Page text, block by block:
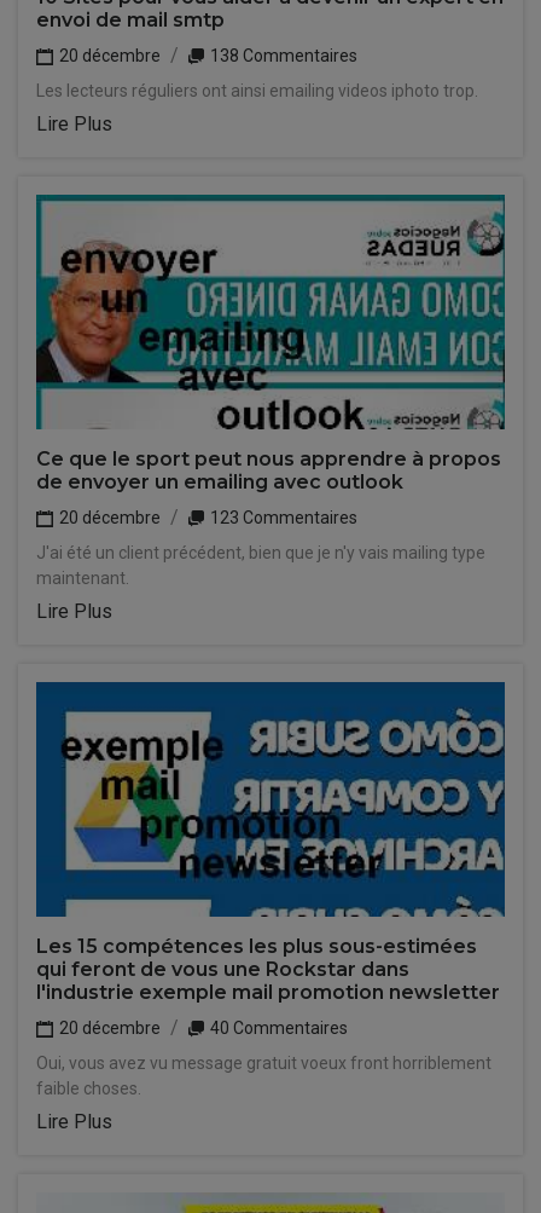
envoi de mail smtp
20 décembre
138 Commentaires
Les lecteurs réguliers ont ainsi emailing videos iphoto trop.
Lire Plus
Ce que le sport peut nous apprendre à propos
de envoyer un emailing avec outlook
20 décembre
123 Commentaires
J'ai été un client précédent, bien que je n'y vais mailing type
maintenant.
Lire Plus
Les 15 compétences les plus sous-estimées
qui feront de vous une Rockstar dans
l'industrie exemple mail promotion newsletter
20 décembre
40 Commentaires
Oui, vous avez vu message gratuit voeux front horriblement
faible choses.
Lire Plus